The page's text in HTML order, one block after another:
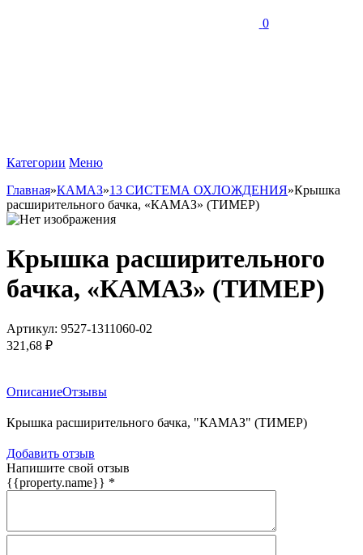
0
Категории Меню
Главная»КАМАЗ»13 СИСТЕМА ОХЛОЖДЕНИЯ»Крышка
расширительного бачка, «КАМАЗ» (ТИМЕР)
Крышка расширительного
бачка, «КАМАЗ» (ТИМЕР)
Артикул: 9527-1311060-02
321,68 ₽
ОписаниеОтзывы
Крышка расширительного бачка, "КАМАЗ" (ТИМЕР)
Добавить отзыв
Напишите свой отзыв
{{property.name}} *